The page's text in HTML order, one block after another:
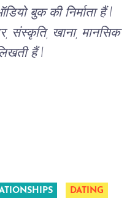
बुक की निर्माता हैं l
संस्कृति, खाना, मानसिक
हैं l
DATING